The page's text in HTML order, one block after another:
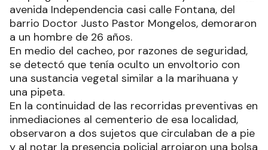
avenida Independencia casi calle Fontana, del
barrio Doctor Justo Pastor Mongelos, demoraron
a un hombre de 26 años.
En medio del cacheo, por razones de seguridad,
se detectó que tenía oculto un envoltorio con
una sustancia vegetal similar a la marihuana y
una pipeta.
En la continuidad de las recorridas preventivas en
inmediaciones al cementerio de esa localidad,
observaron a dos sujetos que circulaban de a pie
y al notar la presencia policial arrojaron una bolsa